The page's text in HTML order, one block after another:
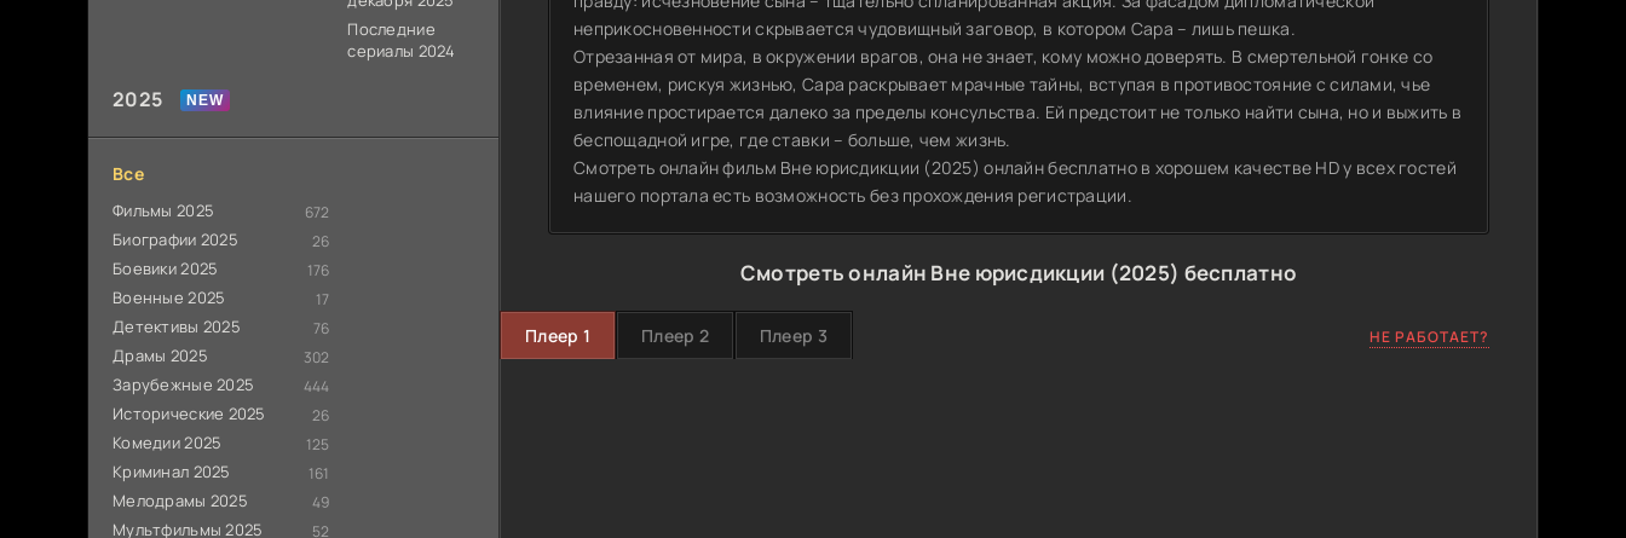
Последние
сериалы 2024
2025
Все
Фильмы 2025 672
Биографии 2025 26
Боевики 2025 176
Военные 2025 17
Детективы 2025 76
Драмы 2025 302
Зарубежные 2025 444
Исторические 2025 26
Комедии 2025 125
Криминал 2025 161
Мелодрамы 2025 49
Мультфильмы 2025 52
неприкосновенности скрывается чудовищный заговор, в котором Сара – лишь пешка.
Отрезанная от мира, в окружении врагов, она не знает, кому можно доверять. В смертельной гонке со
временем, рискуя жизнью, Сара раскрывает мрачные тайны, вступая в противостояние с силами, чье
влияние простирается далеко за пределы консульства. Ей предстоит не только найти сына, но и выжить в
беспощадной игре, где ставки – больше, чем жизнь.
Смотреть онлайн фильм Вне юрисдикции (2025) онлайн бесплатно в хорошем качестве HD у всех гостей
нашего портала есть возможность без прохождения регистрации.
Смотреть онлайн Вне юрисдикции (2025) бесплатно
Плеер 1 Плеер 2 Плеер 3 НЕ РАБОТАЕТ?